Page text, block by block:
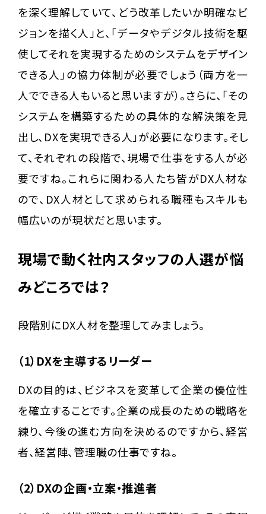
を深く理解していて、どう改革したいか明確なビ
ジョンを描く人」と、「データやデジタル技術を駆
使してそれを実現するためのシステムをデザイン
できる人」の協力体制が必要でしょう（両方を一
人でできる人もいると思いますが）。さらに、「その
システムを構築するための具体的な解決策を見
出し、DXを実現できる人」が必要になります。そし
て、それぞれの段階で、現場で仕事をする人が必
要ですね。これらに関わる人たち皆がDX人材な
ので、DX人材として求められる職種もスキルも
幅広いのが現状だと思います。
現場で動く社内スタッフの人選が悩
みどころでは？
段階別にDX人材を整理してみましょう。
（1）DXを主導するリーダー
DXの目的は、ビジネスを変革して企業の優位性
を確立することです。企業の成長のための戦略を
練り、今後の進む方向を決めるのですから、経営
者、経営陣、管理職の仕事ですね。
（2）DXの企画・立案・推進者